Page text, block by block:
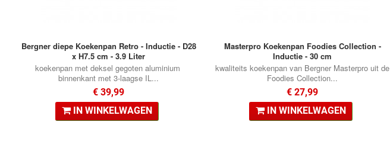
Bergner diepe Koekenpan Retro - Inductie - D28
x H7.5 cm - 3.9 Liter
koekenpan met deksel gegoten aluminium
binnenkant met 3-laagse IL...
€ 39,99
IN WINKELWAGEN
Masterpro Koekenpan Foodies Collection -
Inductie - 30 cm
kwaliteits koekenpan van Bergner Masterpro uit de
Foodies Collection...
€ 27,99
IN WINKELWAGEN